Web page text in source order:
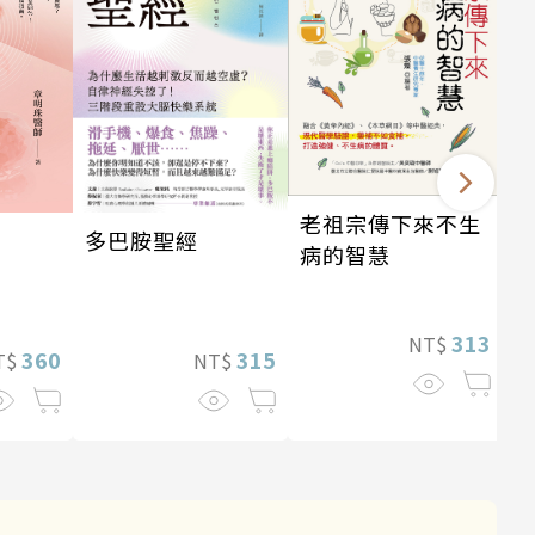
360
多巴胺聖經
NT$ 315
老祖宗傳下來不生
病的智慧
NT$ 313